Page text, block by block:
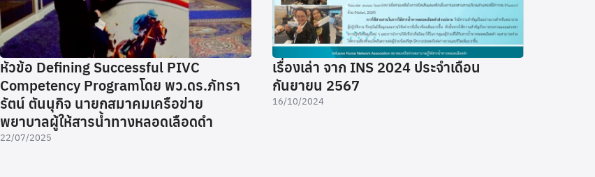
หัวข้อ Defining Successful PIVC
Competency Programโดย พว.ดร.ภัทรา
รัตน์ ตันนุกิจ นายกสมาคมเครือข่าย
พยาบาลผู้ให้สารน้ำทางหลอดเลือดดำ
22/07/2025
เรื่องเล่า จาก INS 2024 ประจำเดือน
กันยายน 2567
16/10/2024